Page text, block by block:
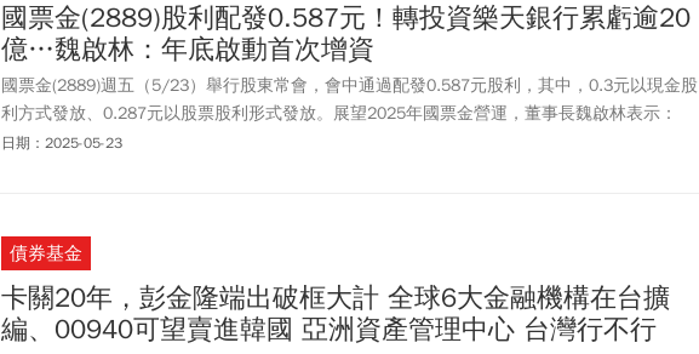
國票金(2889)股利配發0.587元！轉投資樂天銀行累虧逾20
億…魏啟林：年底啟動首次增資
國票金(2889)週五（5/23）舉行股東常會，會中通過配發0.587元股利，其中，0.3元以現金股
利方式發放、0.287元以股票股利形式發放。展望2025年國票金營運，董事長魏啟林表示：
「仍以穩健經營為首要目標，最重要是讓轉投資的樂天國際商業銀行儘速獲利。」
日期：2025-05-23
債券基金
卡關20年，彭金隆端出破框大計 全球6大金融機構在台擴
編、00940可望賣進韓國 亞洲資產管理中心 台灣行不行